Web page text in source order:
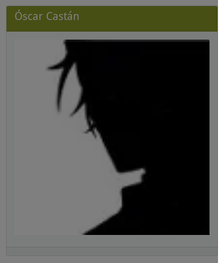
Óscar Castán